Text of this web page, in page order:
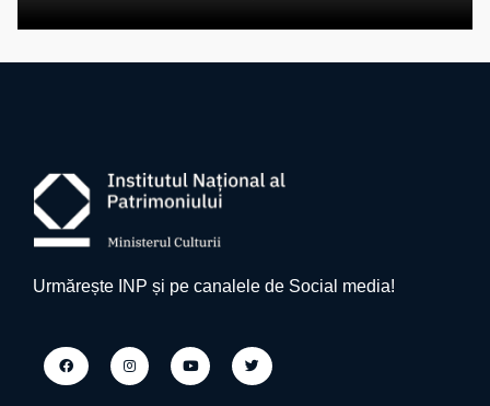
Urmărește INP și pe canalele de Social media!